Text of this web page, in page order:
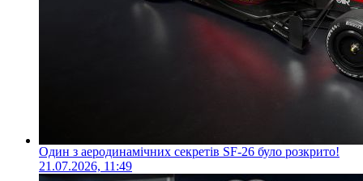
Один з аеродинамічних секретів SF-26 було розкрито!
21.07.2026, 11:49